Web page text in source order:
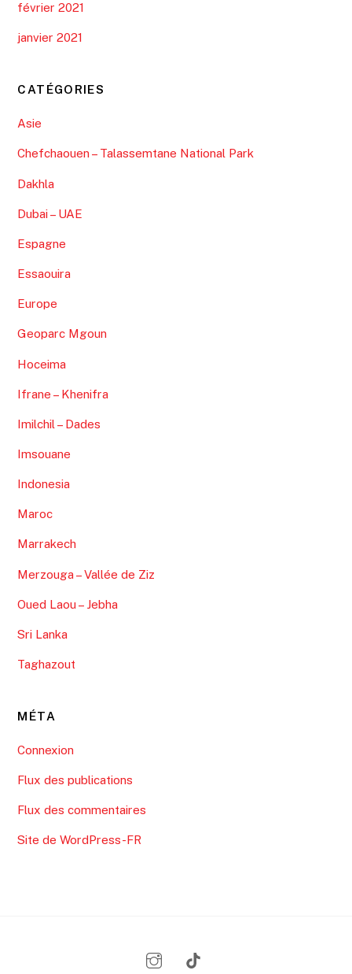
février 2021
janvier 2021
CATÉGORIES
Asie
Chefchaouen – Talassemtane National Park
Dakhla
Dubai – UAE
Espagne
Essaouira
Europe
Geoparc Mgoun
Hoceima
Ifrane – Khenifra
Imilchil – Dades
Imsouane
Indonesia
Maroc
Marrakech
Merzouga – Vallée de Ziz
Oued Laou – Jebha
Sri Lanka
Taghazout
MÉTA
Connexion
Flux des publications
Flux des commentaires
Site de WordPress-FR